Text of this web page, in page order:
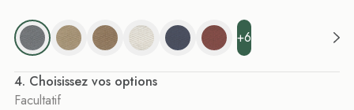
+6
. Choisissez vos options
Facultatif